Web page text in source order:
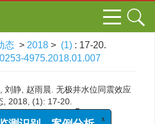
态 > 2018 > (1) : 17-20.
4975.2018.01.007
刘静, 赵雨晨. 无极井水位同震效应
, 2018, (1): 17-20.
x
测识别、案例分析